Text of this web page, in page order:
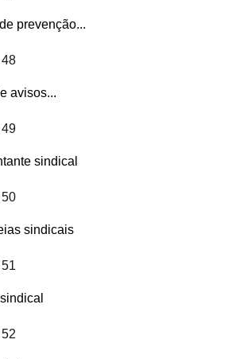
prevenção...
avisos...
sindical
sindicais